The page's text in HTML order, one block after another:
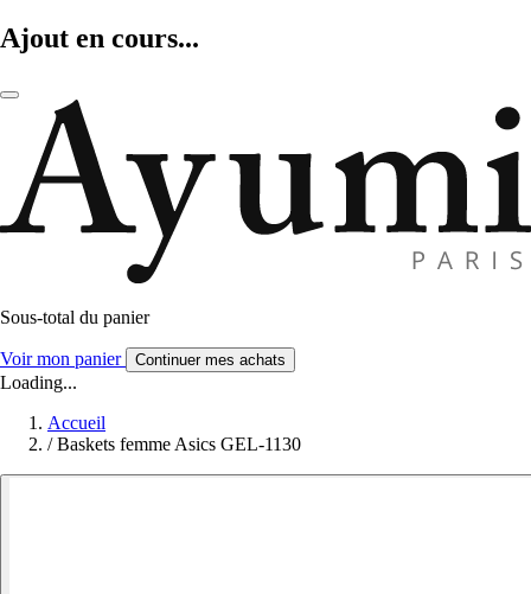
Ajout en cours...
Sous-total du panier
Voir mon panier Continuer mes achats
Loading...
Accueil
/ Baskets femme Asics GEL-1130